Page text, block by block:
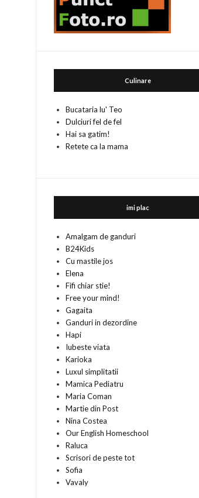
Culinare
Bucataria lu' Teo
Dulciuri fel de fel
Hai sa gatim!
Retete ca la mama
imi plac
Amalgam de ganduri
B24Kids
Cu mastile jos
Elena
Fifi chiar stie!
Free your mind!
Gagaita
Ganduri in dezordine
Hapi
Iubeste viata
Karioka
Luxul simplitatii
Mamica Pediatru
Maria Coman
Martie din Post
Nina Costea
Our English Homeschool
Raluca
Scrisori de peste tot
Sofia
Vavaly